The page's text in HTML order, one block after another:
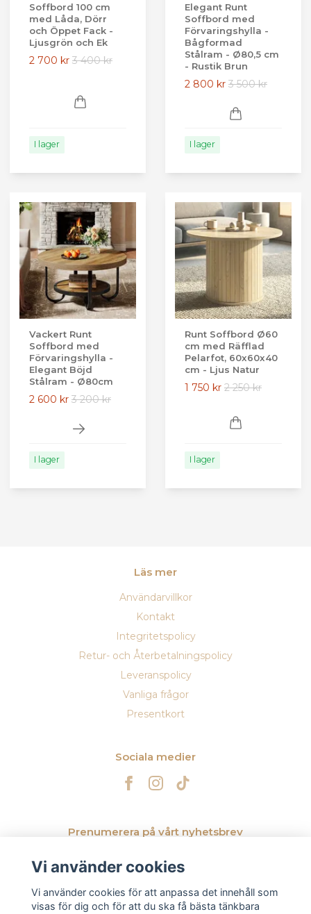
Soffbord 100 cm
med Låda, Dörr
och Öppet Fack -
Ljusgrön och Ek
2 700 kr 3 400 kr
I lager
Elegant Runt
Soffbord med
Förvaringshylla -
Bågformad
Stålram - Ø80,5 cm
- Rustik Brun
2 800 kr 3 500 kr
I lager
Vackert Runt
Soffbord med
Förvaringshylla -
Elegant Böjd
Stålram - Ø80cm
2 600 kr 3 200 kr
I lager
Runt Soffbord Ø60
cm med Räfflad
Pelarfot, 60x60x40
cm - Ljus Natur
1 750 kr 2 250 kr
I lager
Läs mer
Användarvillkor
Kontakt
Integritetspolicy
Retur- och Återbetalningspolicy
Leveranspolicy
Vanliga frågor
Presentkort
Sociala medier
Prenumerera på vårt nyhetsbrev
Vi använder cookies
Vi använder cookies för att anpassa det innehåll som
visas för dig och för att du ska få bästa tänkbara